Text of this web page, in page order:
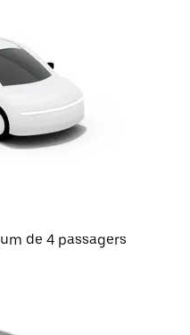
de 4 passagers